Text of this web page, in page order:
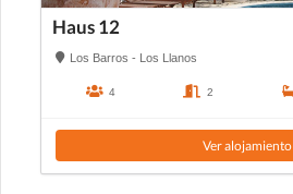
Haus 12
Los Barros - Los Llanos
4 2
Ver alojamiento